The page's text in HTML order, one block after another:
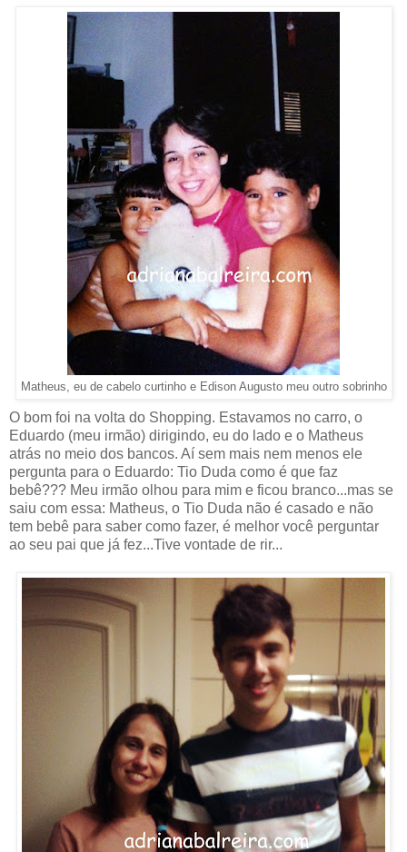
Matheus, eu de cabelo curtinho e Edison Augusto meu outro sobrinho
O bom foi na volta do Shopping. Estavamos no carro, o
Eduardo (meu irmão) dirigindo, eu do lado e o Matheus
atrás no meio dos bancos. Aí sem mais nem menos ele
pergunta para o Eduardo: Tio Duda como é que faz
bebê??? Meu irmão olhou para mim e ficou branco...mas se
saiu com essa: Matheus, o Tio Duda não é casado e não
tem bebê para saber como fazer, é melhor você perguntar
ao seu pai que já fez...Tive vontade de rir...